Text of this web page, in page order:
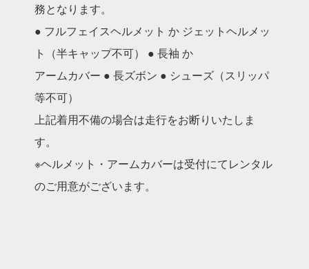
務となります。
● フルフェイスヘルメット か ジェットヘルメッ
ト（半キャップ不可） ● ⻑袖 か
アームカバー ● ⻑ズボン ● シューズ（スリッパ
等不可）
上記着⽤不備の場合は⾛⾏をお断りいたしま
す。
※ヘルメット・アームカバーは受付にてレンタル
のご⽤意がございます。